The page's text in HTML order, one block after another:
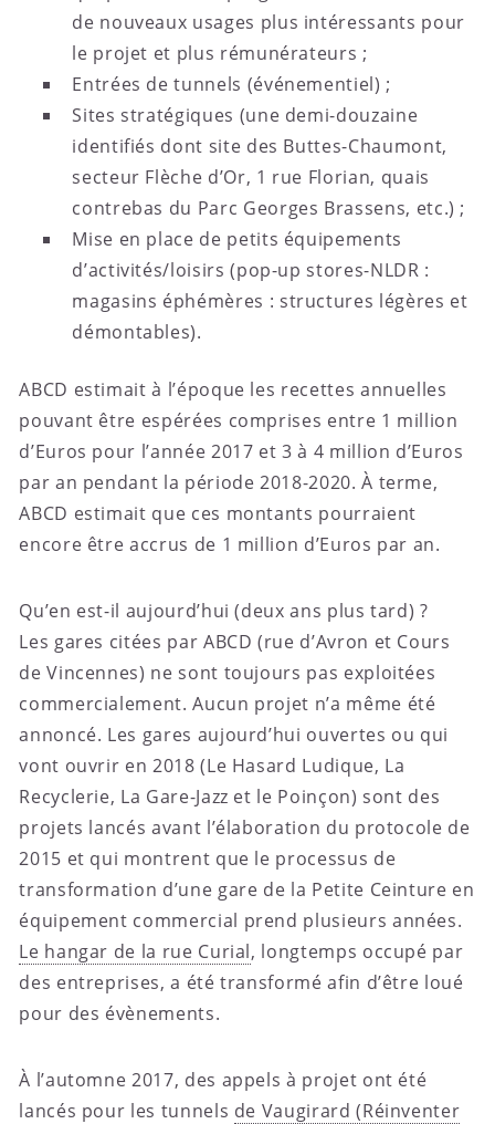
de nouveaux usages plus intéressants pour
le projet et plus rémunérateurs ;
Entrées de tunnels (événementiel) ;
Sites stratégiques (une demi-douzaine
identifiés dont site des Buttes-Chaumont,
secteur Flèche d’Or, 1 rue Florian, quais
contrebas du Parc Georges Brassens, etc.) ;
Mise en place de petits équipements
d’activités/loisirs (pop-up stores-NLDR :
magasins éphémères : structures légères et
démontables).
ABCD estimait à l’époque les recettes annuelles
pouvant être espérées comprises entre 1 million
d’Euros pour l’année 2017 et 3 à 4 million d’Euros
par an pendant la période 2018-2020. À terme,
ABCD estimait que ces montants pourraient
encore être accrus de 1 million d’Euros par an.
Qu’en est-il aujourd’hui (deux ans plus tard) ?
Les gares citées par ABCD (rue d’Avron et Cours
de Vincennes) ne sont toujours pas exploitées
commercialement. Aucun projet n’a même été
annoncé. Les gares aujourd’hui ouvertes ou qui
vont ouvrir en 2018 (Le Hasard Ludique, La
Recyclerie, La Gare-Jazz et le Poinçon) sont des
projets lancés avant l’élaboration du protocole de
2015 et qui montrent que le processus de
transformation d’une gare de la Petite Ceinture en
équipement commercial prend plusieurs années.
Le hangar de la rue Curial, longtemps occupé par
des entreprises, a été transformé afin d’être loué
pour des évènements.
À l’automne 2017, des appels à projet ont été
lancés pour les tunnels de Vaugirard (Réinventer